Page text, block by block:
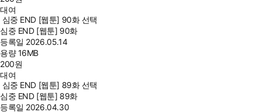
대여
심중 END [웹툰] 90화 선택
심중 END [웹툰] 90화
등록일 2026.05.14
용량16MB
200원
대여
심중 END [웹툰] 89화 선택
심중 END [웹툰] 89화
등록일 2026.04.30